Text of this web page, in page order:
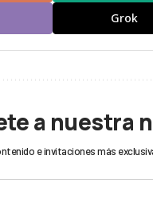
Grok
a nuestra
e invitaciones más